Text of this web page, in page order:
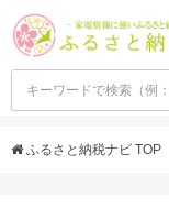
ふるさと納税ナビ TOP